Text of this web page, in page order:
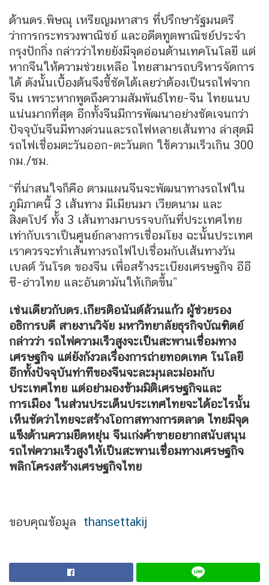
ด้านดร.พิษณุ เหรียญมหาสาร ที่ปรึกษารัฐมนตรี
ว่าการกระทรวงพาณิชย์ และอดีตทูตพาณิชย์ประจำ
กรุงปักกิ่ง กล่าวว่าไทยยังมีจุดอ่อนด้านเทคโนโลยี แต่
หากจีนให้ความช่วยเหลือ ไทยสามารถบริหารจัดการ
ได้ ดังนั้นเบื้องต้นจึงชี้ชัดได้เลยว่าต้องเป็นรถไฟจาก
จีน เพราะหากพูดถึงความสัมพันธ์ไทย-จีน ไทยแนบ
แน่นมากที่สุด อีกทั้งจีนมีการพัฒนาอย่างชัดเจนกว่า
ปัจจุบันจีนมีทางด่วนและรถไฟหลายเส้นทาง ล่าสุดมี
รถไฟเชื่อมตะวันออก-ตะวันตก ใช้ความเร็วเกิน 300
กม./ชม.
“ที่น่าสนใจก็คือ ตามแผนจีนจะพัฒนาทางรถไฟใน
ภูมิภาคนี้ 3 เส้นทาง มีเมียนมา เวียดนาม และ
สิงคโปร์ ทั้ง 3 เส้นทางมาบรรจบกันที่ประเทศไทย
เท่ากับเราเป็นศูนย์กลางการเชื่อมโยง ฉะนั้นประเทศ
เราควรจะทำเส้นทางรถไฟไปเชื่อมกับเส้นทางวัน
เบลต์ วันโรด ของจีน เพื่อสร้างระเบียงเศรษฐกิจ อีอี
ซี-อ่าวไทย และอันดามันให้เกิดขึ้น”
เช่นเดียวกับดร.เกียรติอนันต์ล้วนแก้ว ผู้ช่วยรอง
อธิการบดี สายงานวิจัย มหาวิทยาลัยธุรกิจบัณฑิตย์
กล่าวว่า รถไฟความเร็วสูงจะเป็นสะพานเชื่อมทาง
เศรษฐกิจ แต่ยังกังวลเรื่องการถ่ายทอดเทค โนโลยี
อีกทั้งปัจจุบันท่าทีของจีนจะละมุนละม่อมกับ
ประเทศไทย แต่อย่ามองข้ามมิติเศรษฐกิจและ
การเมือง ในส่วนประเด็นประเทศไทยจะได้อะไรนั้น
เห็นชัดว่าไทยจะสร้างโอกาสทางการตลาด ไทยมีจุด
แข็งด้านความยืดหยุ่น จีนเก่งค้าขายอยากสนับสนุน
รถไฟความเร็วสูงให้เป็นสะพานเชื่อมทางเศรษฐกิจ
พลิกโครงสร้างเศรษฐกิจไทย
ขอบคุณข้อมูล thansettakij